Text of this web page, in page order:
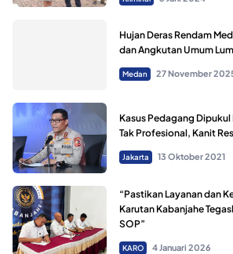
Hujan Deras Rendam
dan Angkutan Umum
Medan 27 November
Kasus Pedagang Dipukul
Tak Profesional, Kanit
Jakarta 13 Oktober 2021
“Pastikan Layanan dan
Karutan Kabanjahe
SOP”
KARO 4 Januari 2026